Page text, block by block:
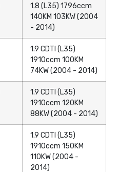
1.8 (L35) 1796ccm
140KM 103KW (2004
- 2014)
1.9 CDTI (L35)
1910ccm 100KM
74KW (2004 - 2014)
1.9 CDTI (L35)
1910ccm 120KM
88KW (2004 - 2014)
1.9 CDTI (L35)
1910ccm 150KM
110KW (2004 -
2014)